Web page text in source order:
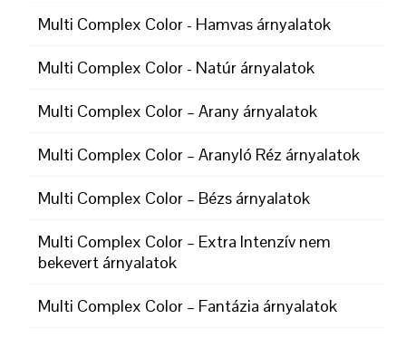
Multi Complex Color - Hamvas árnyalatok
Multi Complex Color - Natúr árnyalatok
Multi Complex Color – Arany árnyalatok
Multi Complex Color – Aranyló Réz árnyalatok
Multi Complex Color – Bézs árnyalatok
Multi Complex Color – Extra Intenzív nem
bekevert árnyalatok
Multi Complex Color – Fantázia árnyalatok